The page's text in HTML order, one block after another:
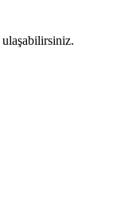
ulaşabilirsiniz.